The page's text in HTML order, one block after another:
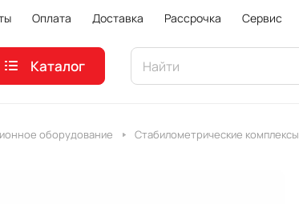
Оплата Доставка Рассрочка Сервис
Каталог
оборудование Стабилометрические комплексы